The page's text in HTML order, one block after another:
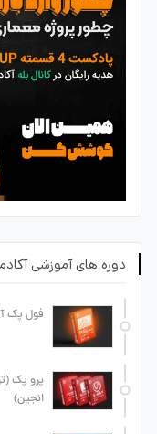
دوره های آموزشی
فول پک
پرو پک
انجین)